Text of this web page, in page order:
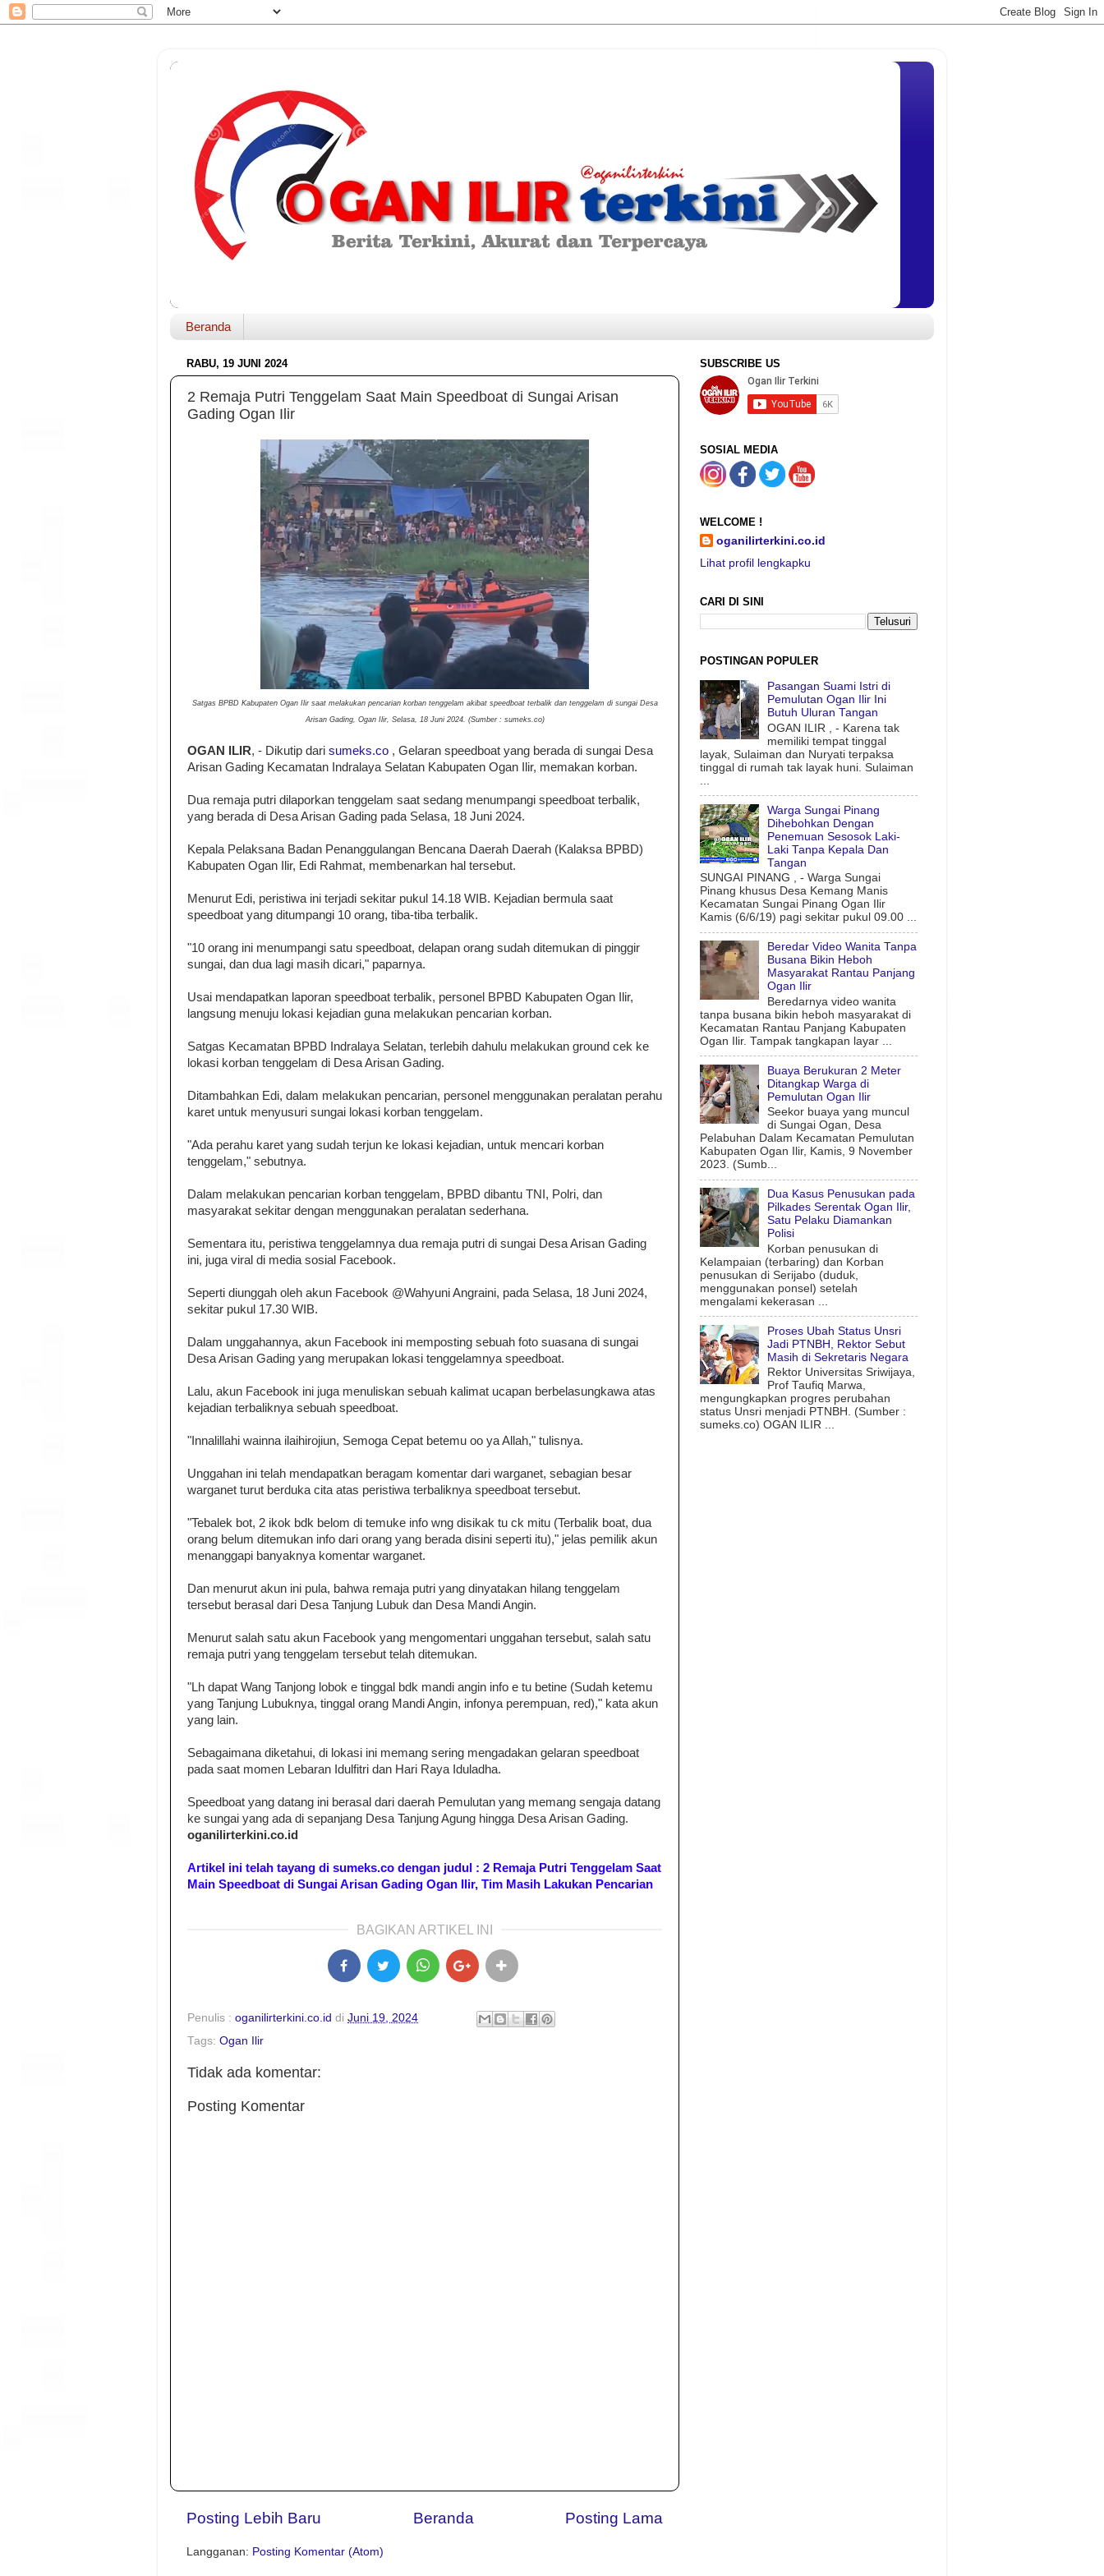
Beranda
RABU, 19 JUNI 2024
2 Remaja Putri Tenggelam Saat Main Speedboat di Sungai Arisan
Gading Ogan Ilir
Satgas BPBD Kabupaten Ogan Ilir saat melakukan pencarian korban tenggelam akibat speedboat terbalik dan tenggelam di sungai Desa
Arisan Gading, Ogan Ilir, Selasa, 18 Juni 2024. (Sumber : sumeks.co)
OGAN ILIR, - Dikutip dari sumeks.co , Gelaran speedboat yang berada di sungai Desa
Arisan Gading Kecamatan Indralaya Selatan Kabupaten Ogan Ilir, memakan korban.
Dua remaja putri dilaporkan tenggelam saat sedang menumpangi speedboat terbalik,
yang berada di Desa Arisan Gading pada Selasa, 18 Juni 2024.
Kepala Pelaksana Badan Penanggulangan Bencana Daerah Daerah (Kalaksa BPBD)
Kabupaten Ogan Ilir, Edi Rahmat, membenarkan hal tersebut.
Menurut Edi, peristiwa ini terjadi sekitar pukul 14.18 WIB. Kejadian bermula saat
speedboat yang ditumpangi 10 orang, tiba-tiba terbalik.
"10 orang ini menumpangi satu speedboat, delapan orang sudah ditemukan di pinggir
sungai, dan dua lagi masih dicari," paparnya.
Usai mendapatkan laporan speedboat terbalik, personel BPBD Kabupaten Ogan Ilir,
langsung menuju lokasi kejadian guna melakukan pencarian korban.
Satgas Kecamatan BPBD Indralaya Selatan, terlebih dahulu melakukan ground cek ke
lokasi korban tenggelam di Desa Arisan Gading.
Ditambahkan Edi, dalam melakukan pencarian, personel menggunakan peralatan perahu
karet untuk menyusuri sungai lokasi korban tenggelam.
"Ada perahu karet yang sudah terjun ke lokasi kejadian, untuk mencari korban
tenggelam," sebutnya.
Dalam melakukan pencarian korban tenggelam, BPBD dibantu TNI, Polri, dan
masyarakat sekitar dengan menggunakan peralatan sederhana.
Sementara itu, peristiwa tenggelamnya dua remaja putri di sungai Desa Arisan Gading
ini, juga viral di media sosial Facebook.
Seperti diunggah oleh akun Facebook @Wahyuni Angraini, pada Selasa, 18 Juni 2024,
sekitar pukul 17.30 WIB.
Dalam unggahannya, akun Facebook ini memposting sebuah foto suasana di sungai
Desa Arisan Gading yang merupakan lokasi tenggelamnya speedboat.
Lalu, akun Facebook ini juga menuliskan sebuah kalimat ucapan berbelasungkawa atas
kejadian terbaliknya sebuah speedboat.
"Innalillahi wainna ilaihirojiun, Semoga Cepat betemu oo ya Allah," tulisnya.
Unggahan ini telah mendapatkan beragam komentar dari warganet, sebagian besar
warganet turut berduka cita atas peristiwa terbaliknya speedboat tersebut.
"Tebalek bot, 2 ikok bdk belom di temuke info wng disikak tu ck mitu (Terbalik boat, dua
orang belum ditemukan info dari orang yang berada disini seperti itu)," jelas pemilik akun
menanggapi banyaknya komentar warganet.
Dan menurut akun ini pula, bahwa remaja putri yang dinyatakan hilang tenggelam
tersebut berasal dari Desa Tanjung Lubuk dan Desa Mandi Angin.
Menurut salah satu akun Facebook yang mengomentari unggahan tersebut, salah satu
remaja putri yang tenggelam tersebut telah ditemukan.
"Lh dapat Wang Tanjong lobok e tinggal bdk mandi angin info e tu betine (Sudah ketemu
yang Tanjung Lubuknya, tinggal orang Mandi Angin, infonya perempuan, red)," kata akun
yang lain.
Sebagaimana diketahui, di lokasi ini memang sering mengadakan gelaran speedboat
pada saat momen Lebaran Idulfitri dan Hari Raya Iduladha.
Speedboat yang datang ini berasal dari daerah Pemulutan yang memang sengaja datang
ke sungai yang ada di sepanjang Desa Tanjung Agung hingga Desa Arisan Gading.
oganilirterkini.co.id
Artikel ini telah tayang di sumeks.co dengan judul : 2 Remaja Putri Tenggelam Saat
Main Speedboat di Sungai Arisan Gading Ogan Ilir, Tim Masih Lakukan Pencarian
BAGIKAN ARTIKEL INI
Penulis : oganilirterkini.co.id di Juni 19, 2024
Tags: Ogan Ilir
Tidak ada komentar:
Posting Komentar
Posting Lebih Baru Posting Lama
Beranda
Langganan: Posting Komentar (Atom)
SUBSCRIBE US
SOSIAL MEDIA
WELCOME !
oganilirterkini.co.id
Lihat profil lengkapku
CARI DI SINI
POSTINGAN POPULER
Pasangan Suami Istri di
Pemulutan Ogan Ilir Ini
Butuh Uluran Tangan
OGAN ILIR , - Karena tak
memiliki tempat tinggal
layak, Sulaiman dan Nuryati terpaksa
tinggal di rumah tak layak huni. Sulaiman
Warga Sungai Pinang
Dihebohkan Dengan
Penemuan Sesosok Laki-
Laki Tanpa Kepala Dan
Tangan
SUNGAI PINANG , - Warga Sungai
Pinang khusus Desa Kemang Manis
Kecamatan Sungai Pinang Ogan Ilir
Kamis (6/6/19) pagi sekitar pukul 09.00 ...
Beredar Video Wanita Tanpa
Busana Bikin Heboh
Masyarakat Rantau Panjang
Ogan Ilir
Beredarnya video wanita
tanpa busana bikin heboh masyarakat di
Kecamatan Rantau Panjang Kabupaten
Ogan Ilir. Tampak tangkapan layar ...
Buaya Berukuran 2 Meter
Ditangkap Warga di
Pemulutan Ogan Ilir
Seekor buaya yang muncul
di Sungai Ogan, Desa
Pelabuhan Dalam Kecamatan Pemulutan
Kabupaten Ogan Ilir, Kamis, 9 November
2023. (Sumb...
Dua Kasus Penusukan pada
Pilkades Serentak Ogan Ilir,
Satu Pelaku Diamankan
Polisi
Korban penusukan di
Kelampaian (terbaring) dan Korban
penusukan di Serijabo (duduk,
menggunakan ponsel) setelah
mengalami kekerasan ...
Proses Ubah Status Unsri
Jadi PTNBH, Rektor Sebut
Masih di Sekretaris Negara
Rektor Universitas Sriwijaya,
Prof Taufiq Marwa,
mengungkapkan progres perubahan
status Unsri menjadi PTNBH. (Sumber :
sumeks.co) OGAN ILIR ...